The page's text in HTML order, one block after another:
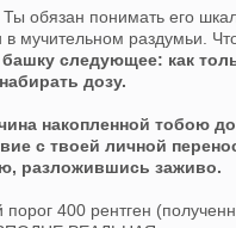
обязан понимать его
мучительном раздумьи.
следующее: как
дозу.
накопленной тобою
с твоей личной
разложившись заживо.
400 рентген